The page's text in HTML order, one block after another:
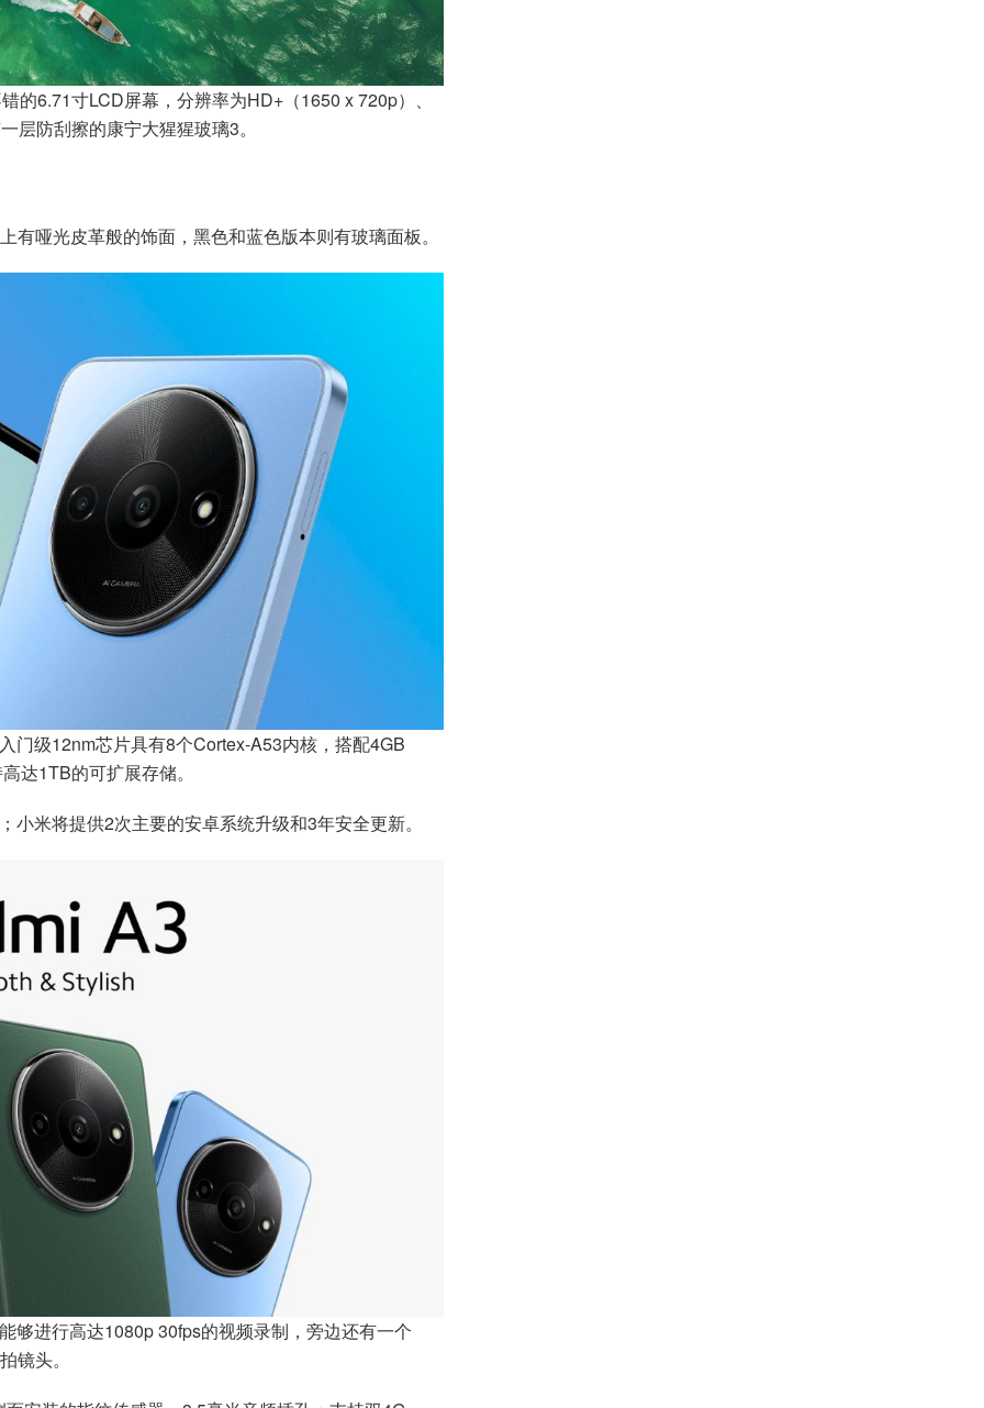
6.71寸LCD屏幕，分辨率为HD+（1650 x 720p）、
层防刮擦的康宁大猩猩玻璃3。
哑光皮革般的饰面，黑色和蓝色版本则有玻璃面板。
门级12nm芯片具有8个Cortex-A53内核，搭配4GB
达1TB的可扩展存储。
米将提供2次主要的安卓系统升级和3年安全更新。
够进行高达1080p 30fps的视频录制，旁边还有一个
镜头。